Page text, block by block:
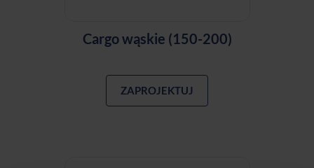
Cargo wąskie (150-200)
ZAPROJEKTUJ